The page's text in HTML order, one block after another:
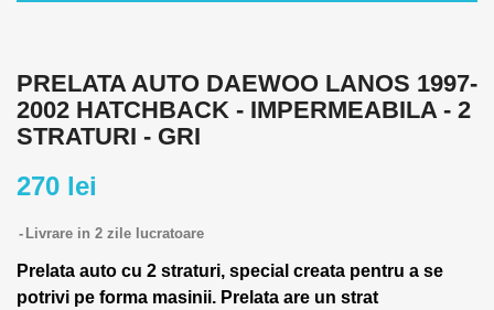
PRELATA AUTO DAEWOO LANOS 1997-
2002 HATCHBACK - IMPERMEABILA - 2
STRATURI - GRI
270 lei
Livrare in 2 zile lucratoare
Prelata auto cu 2 straturi, special creata pentru a se
potrivi pe forma masinii. Prelata are un strat